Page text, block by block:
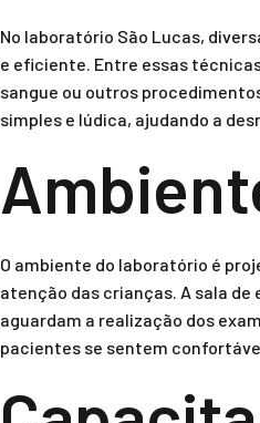
No laboratório São Lucas,
e eficiente. Entre essas
sangue ou outros
simples e lúdica, ajudando a
O ambiente do laboratório é
atenção das crianças. A sala
aguardam a realização dos
pacientes se sentem